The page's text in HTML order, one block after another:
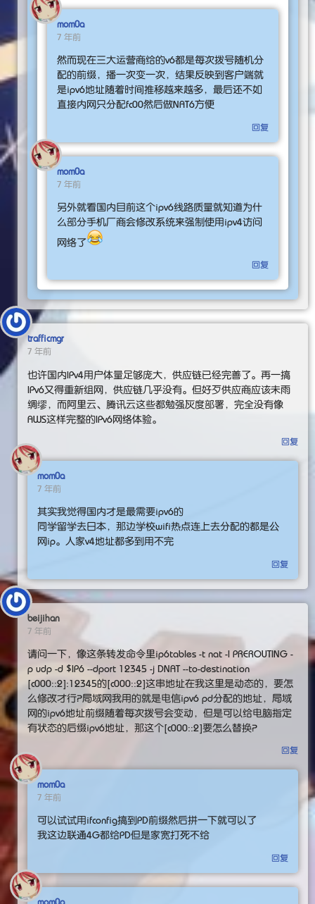
mom0a
7 年前
然而现在三大运营商给的v6都是每次拨号随机分
配的前缀，播一次变一次，结果反映到客户端就
是ipv6地址随着时间推移越来越多，最后还不如
直接内网只分配fc00然后做NAT6方便
回复
mom0a
7 年前
另外就看国内目前这个ipv6线路质量就知道为什
么部分手机厂商会修改系统来强制使用ipv4访问
网络了
回复
trafficmgr
7 年前
也许国内IPv4用户体量足够庞大，供应链已经完善了。再一搞
IPv6又得重新组网，供应链几乎没有。但好歹供应商应该未雨
绸缪，而阿里云、腾讯云这些都勉强灰度部署，完全没有像
AWS这样完整的IPv6网络体验。
回复
mom0a
7 年前
其实我觉得国内才是最需要ipv6的
同学留学去日本，那边学校wifi热点连上去分配的都是公
网ip。人家v4地址都多到用不完
回复
beijihan
7 年前
请问一下，像这条转发命令里ip6tables -t nat -I PREROUTING -
p udp -d $IP6 --dport 12345 -j DNAT --to-destination
[c000::2]:12345的[c000::2]这串地址在我这里是动态的，要怎
么修改才行？局域网我用的就是电信ipv6 pd分配的地址，局域
网的ipv6地址前缀随着每次拨号会变动，但是可以给电脑指定
有状态的后缀ipv6地址，那这个[c000::2]要怎么替换？
回复
mom0a
7 年前
可以试试用ifconfig搞到PD前缀然后拼一下就可以了
我这边联通4G都给PD但是家宽打死不给
回复
mom0a